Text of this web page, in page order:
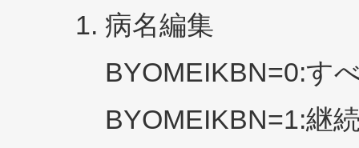
病名編集
BYOMEIKBN=0:す
BYOMEIKBN=1:継